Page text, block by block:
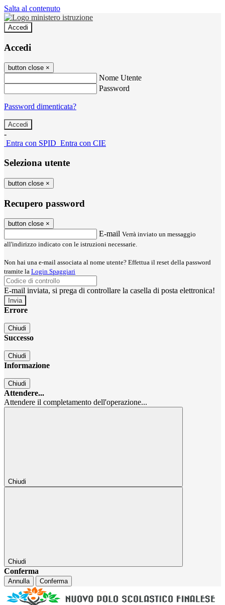
Salta al contenuto
Accedi
Accedi
button close ×
Nome Utente
Password
Password dimenticata?
-
Entra con SPID Entra con CIE
Seleziona utente
button close ×
Recupero password
button close ×
E-mail Verrà inviato un messaggio
all'indirizzo indicato con le istruzioni necessarie.
Non hai una e-mail associata al nome utente? Effettua il reset della password
tramite la Login Spaggiari
E-mail inviata, si prega di controllare la casella di posta elettronica!
Errore
Chiudi
Successo
Chiudi
Informazione
Chiudi
Attendere...
Attendere il completamento dell'operazione...
Chiudi
Chiudi
Conferma
Annulla Conferma